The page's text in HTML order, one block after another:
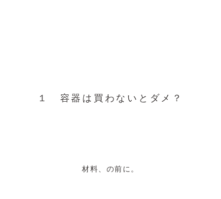
１ 容器は買わないとダメ？
材料、の前に。